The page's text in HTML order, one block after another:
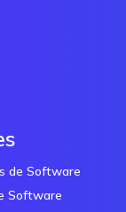
de Software
Software